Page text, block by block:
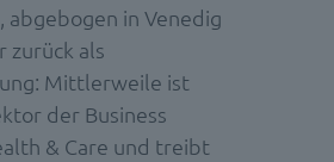
abgebogen in Venedig
zurück als
Mittlerweile ist
der Business
& Care und treibt